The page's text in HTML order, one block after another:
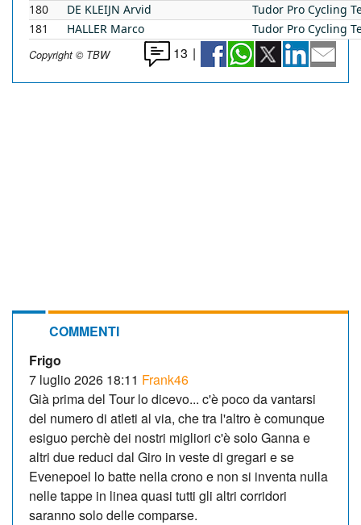
180
DE KLEIJN Arvid
Tudor Pro Cycling
181
HALLER Marco Tudor Pro Cycling
Copyright © TBW 13 |
COMMENTI
Frigo
7 luglio 2026 18:11 Frank46
Già prima del Tour lo dicevo... c'è poco da vantarsi
del numero di atleti al via, che tra l'altro è comunque
esiguo perchè dei nostri migliori c'è solo Ganna e
altri due reduci dal Giro in veste di gregari e se
Evenepoel lo batte nella crono e non si inventa nulla
nelle tappe in linea quasi tutti gli altri corridori
saranno solo delle comparse.